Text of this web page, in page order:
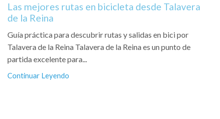
Las mejores rutas en bicicleta desde Talavera
de la Reina
Guía práctica para descubrir rutas y salidas en bici por
Talavera de la Reina Talavera de la Reina es un punto de
partida excelente para...
Continuar Leyendo